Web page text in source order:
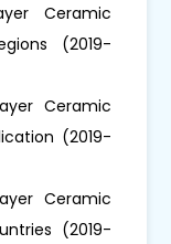
Ceramic
(2019-
Ceramic
(2019-
Ceramic
(2019-